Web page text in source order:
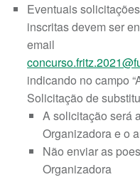
Eventuais
inscritas devem ser
email
indicando no campo
Solicitação de
A solicitação será
Organizadora e o
Não enviar as
Organizadora